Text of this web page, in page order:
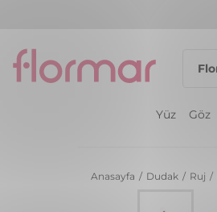
Yüz Göz
Anasayfa / Dudak / Ruj /